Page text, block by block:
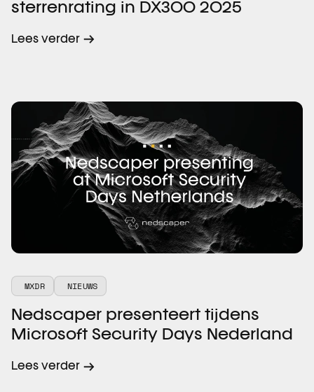
sterrenrating in DX300 2025
Lees verder
MXDR NIEUWS
Nedscaper presenteert tijdens
Microsoft Security Days Nederland
Lees verder